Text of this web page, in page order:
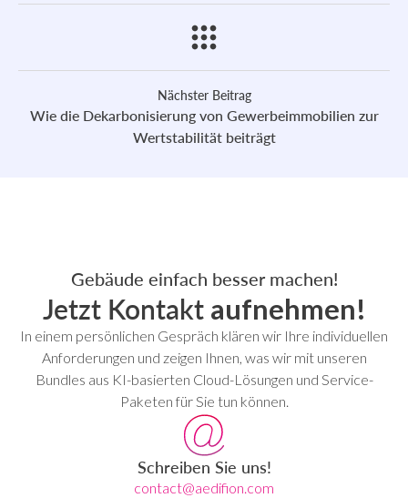
Nächster Beitrag
Wie die Dekarbonisierung von Gewerbeimmobilien zur
Wertstabilität beiträgt
Gebäude einfach besser machen!
Jetzt Kontakt aufnehmen!
In einem persönlichen Gespräch klären wir Ihre individuellen
Anforderungen und zeigen Ihnen, was wir mit unseren
Bundles aus KI-basierten Cloud-Lösungen und Service-
Paketen für Sie tun können.
Schreiben Sie uns!
contact@aedifion.com